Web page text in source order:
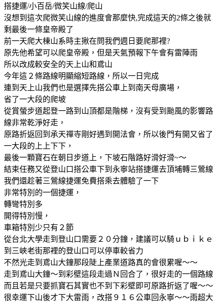
搭捷運/小百岳/微笑山線/爬山
沒想到這次爬微笑山線的進度會那麼快,完成這天的2條之後就
剩最後一條皇帝殿了
前一天爬大棟山系時主揪在問我們週日要爬那裡?
原先他希望可以爬皇帝殿，但是天氣預報下午會有雷陣雨
所以改成較安全的天上山和鳶山
今年這２條路線明顯縮短路線，所以一日完成
連到天上山我們也是選擇先搭公車上到南天母廣場，
省了一大段的爬坡
從賞螢步道起登一路到山頂都是階梯，沒有受到颱風的影響路
線非常乾淨好走，
原路折返回到承天禪寺剛好遇到開法會，所以後門有開又省了
一大段的上上下下，
最後一顆寶石在朝日步道上，下坡石階路好滑好滑~～
結束任務又從登山口搭公車下到永寧站搭捷運去頂埔轉三鶯線
我們還趁著三鶯線捷運免費搭乘去體驗了一下
非常特別的一個捷運，
轉彎特別多
開得特別慢，
車箱特別少只有２節
從台北大學走到登山口需要２０分鐘，建議可以騎ｕｂｉｋｅ
到三峽老街那裡的登山口可以停車較省力
不然光走到鳶山大鐘那段陡上產業道路真的會很累喔～～
走到鳶山大鐘～到彩壁這段走過Ｎ回合了，很好走的一個路線
而且若是只要抓寶石其實也不到下彩壁即可原路折返了喔～～
很幸運下山後才下大雷雨，改搭９１６公車回永寧～～雨超大